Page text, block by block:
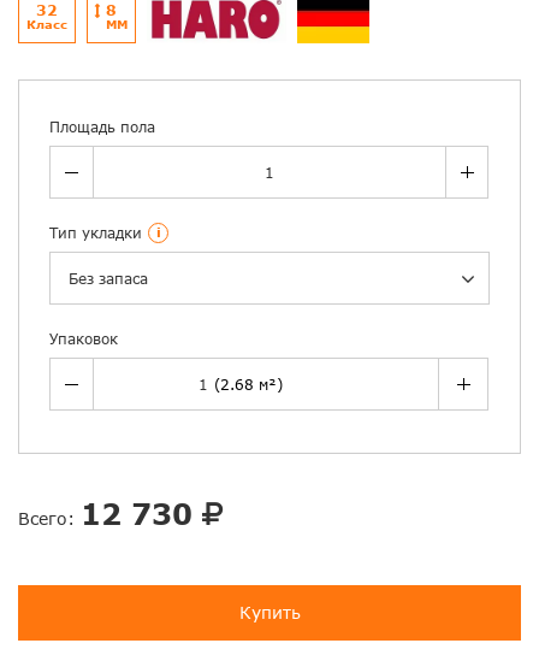
32
Класс
8
ММ
Площадь пола
Тип укладки i
Без запаса
Упаковок
Всего: 12 730
Купить